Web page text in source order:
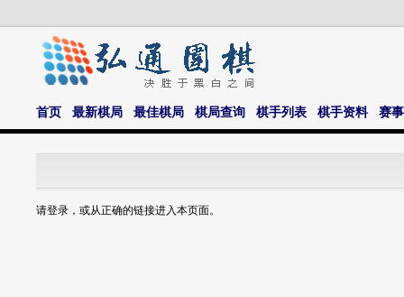
首页 最新棋局 最佳棋局 棋局查询 棋手列表 棋手资料 赛
请登录，或从正确的链接进入本页面。